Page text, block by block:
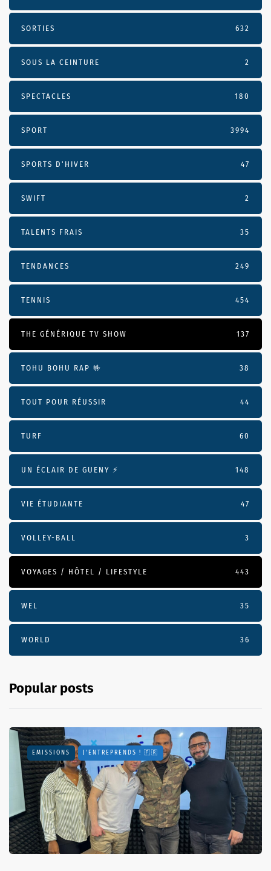
SORTIES 632
SOUS LA CEINTURE 2
SPECTACLES 180
SPORT 3994
SPORTS D'HIVER 47
SWIFT 2
TALENTS FRAIS 35
TENDANCES 249
TENNIS 454
THE GÉNÉRIQUE TV SHOW 137
TOHU BOHU RAP 🤟 38
TOUT POUR RÉUSSIR 44
TURF 60
UN ÉCLAIR DE GUENY ⚡️ 148
VIE ÉTUDIANTE 47
VOLLEY-BALL 3
VOYAGES / HÔTEL / LIFESTYLE 443
WEL 35
WORLD 36
Popular posts
EMISSIONS J'ENTREPRENDS ! 🇫🇷